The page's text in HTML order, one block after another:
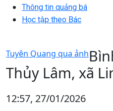
Thông tin quảng bá
Học tập theo Bác
Tuyên Quang qua ảnh
Thủy Lâm, xã
12:57, 27/01/2026